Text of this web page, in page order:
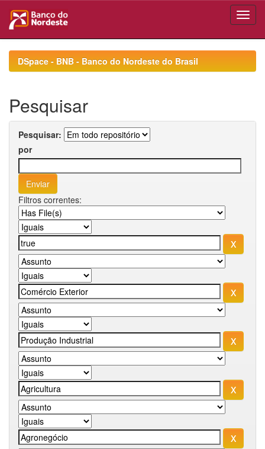
navigationDSpace - BNB - Banco do Nordeste do Brasil
Pesquisar
Pesquisar:
por
Filtros correntes: